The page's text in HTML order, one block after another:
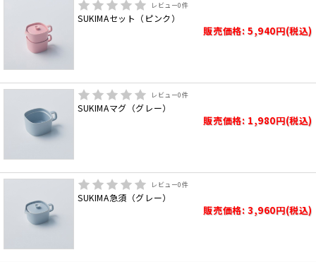
レビュー0件
SUKIMAセット（ピンク）
販売価格: 5,940円(税込)
レビュー0件
SUKIMAマグ（グレー）
販売価格: 1,980円(税込)
レビュー0件
SUKIMA急須（グレー）
販売価格: 3,960円(税込)